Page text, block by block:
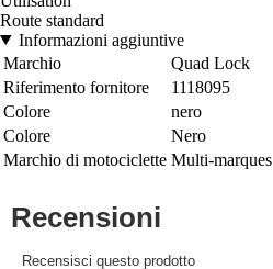
Route standard
Informazioni aggiuntive
Marchio
Quad Lock
Riferimento fornitore
1118095
Colore
nero
Colore
Nero
Marchio di motociclette Multi-marques